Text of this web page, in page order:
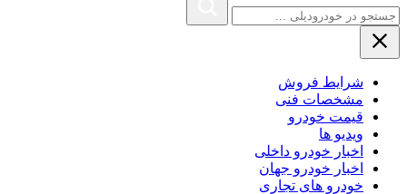
شرایط فروش
مشخصات فنی
قیمت خودرو
ویدیو ها
اخبار خودرو داخلی
اخبار خودرو جهان
خودرو های تجاری